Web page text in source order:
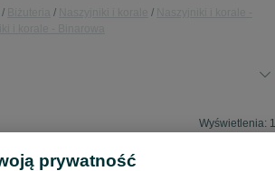
Wyświetlenia:
prywatność